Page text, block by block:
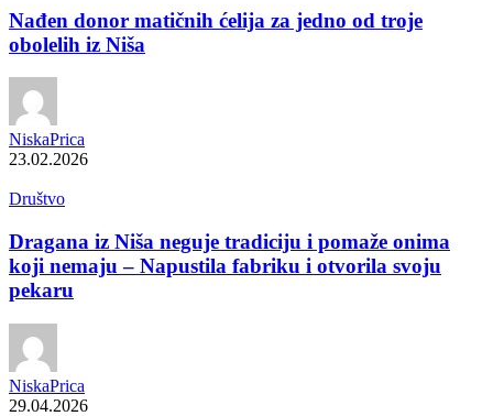
Nađen donor matičnih ćelija za jedno od troje
obolelih iz Niša
NiskaPrica
23.02.2026
Društvo
Dragana iz Niša neguje tradiciju i pomaže onima
koji nemaju – Napustila fabriku i otvorila svoju
pekaru
NiskaPrica
29.04.2026